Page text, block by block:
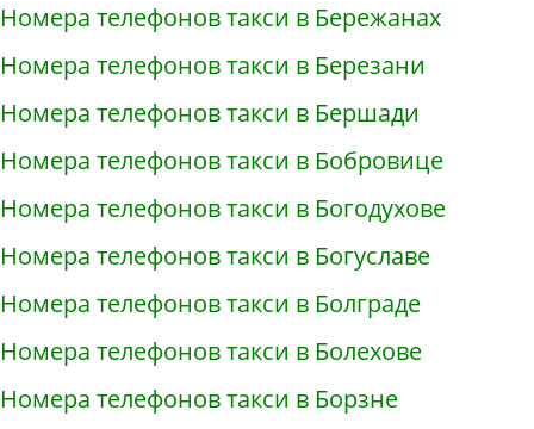
Номера телефонов такси в Бережанах
Номера телефонов такси в Березани
Номера телефонов такси в Бершади
Номера телефонов такси в Бобровице
Номера телефонов такси в Богодухове
Номера телефонов такси в Богуславе
Номера телефонов такси в Болграде
Номера телефонов такси в Болехове
Номера телефонов такси в Борзне